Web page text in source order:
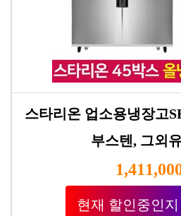
스타리온 업소용냉장고
부스텐, 그외
현재 할인중인